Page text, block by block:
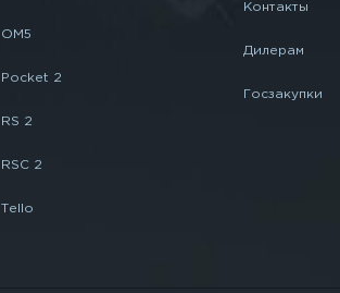
OM5
Pocket 2
RS 2
RSC 2
Tello
Контакты
Дилерам
Госзакупки